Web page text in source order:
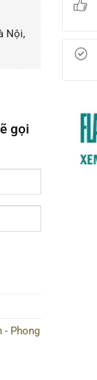
Nội,
gọi
- Phong